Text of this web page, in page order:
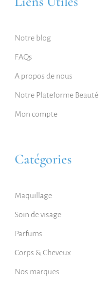
Notre blog
FAQs
A propos de nous
Notre Plateforme Beauté
Mon compte
Catégories
Maquillage
Soin de visage
Parfums
Corps & Cheveux
Nos marques